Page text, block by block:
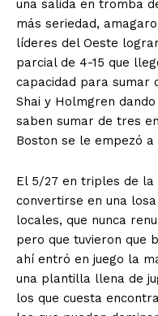
una salida en tromba
más seriedad,
líderes del Oeste
parcial de 4-15 que
capacidad para sumar
Shai y Holmgren
saben sumar de tres
Boston se le empezó
El 5/27 en triples de la
convertirse en una
locales, que nunca
pero que tuvieron que
ahí entró en juego la
una plantilla llena de
los que cuesta